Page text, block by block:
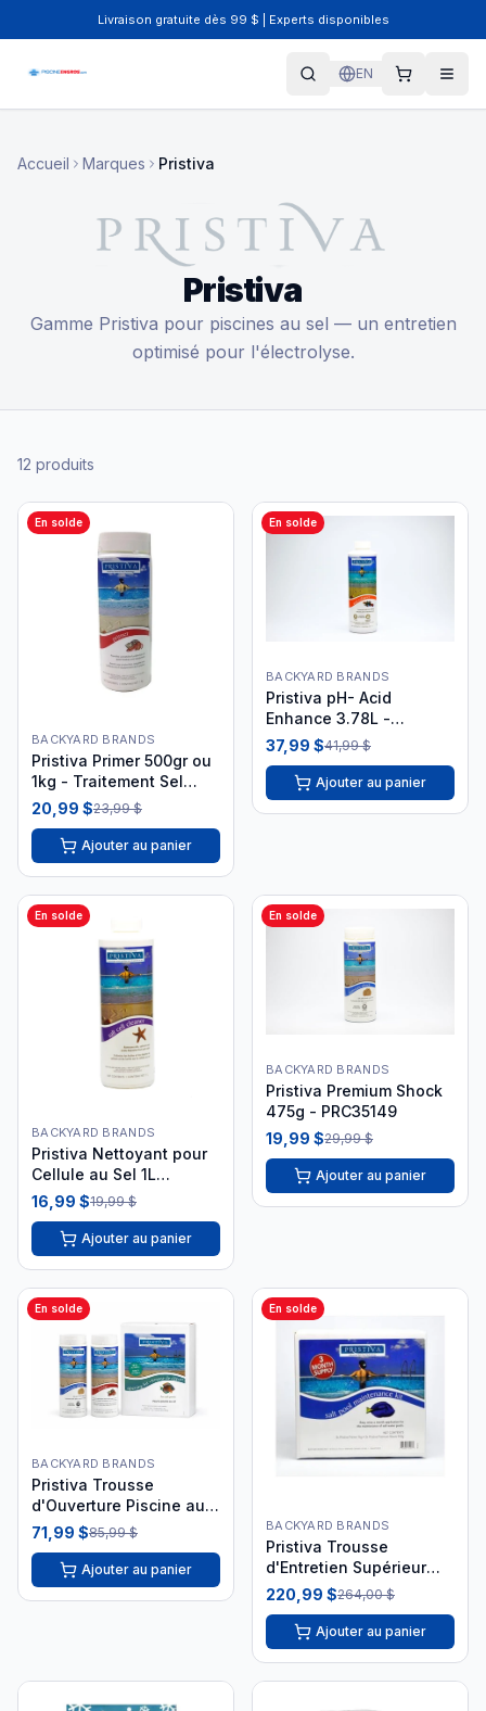
Livraison gratuite dès 99 $ | Experts disponibles
EN
Accueil Marques Pristiva
Pristiva
Gamme Pristiva pour piscines au sel — un entretien
optimisé pour l'électrolyse.
12 produits
En solde
BACKYARD BRANDS
Pristiva Primer 500gr ou
1kg - Traitement Sel
PRC35138
20,99 $23,99 $
Ajouter au panier
En solde
BACKYARD BRANDS
Pristiva pH- Acid
Enhance 3.78L -
PRC35155
37,99 $41,99 $
Ajouter au panier
En solde
BACKYARD BRANDS
Pristiva Nettoyant pour
Cellule au Sel 1L
PRC35160
16,99 $19,99 $
Ajouter au panier
En solde
BACKYARD BRANDS
Pristiva Premium Shock
475g - PRC35149
19,99 $29,99 $
Ajouter au panier
En solde
BACKYARD BRANDS
Pristiva Trousse
d'Ouverture Piscine au
Sel 80,000L PRC35101
71,99 $85,99 $
Ajouter au panier
En solde
BACKYARD BRANDS
Pristiva Trousse
d'Entretien Supérieur
Piscine au Sel PRC35106
220,99 $264,00 $
Ajouter au panier